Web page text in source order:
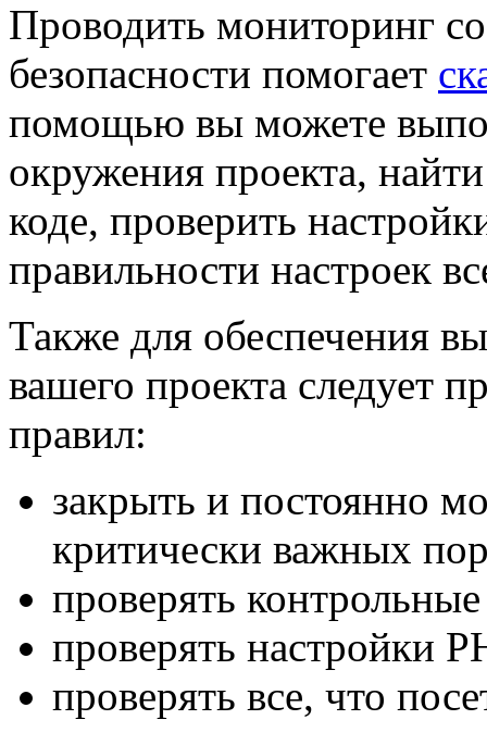
Проводить мониторинг
безопасности помогает
помощью вы можете
окружения проекта,
коде, проверить
правильности настроек
Также для обеспечения
вашего проекта следует
правил:
закрыть и постоянно
критически важных
проверять
проверять настройки
проверять все, что